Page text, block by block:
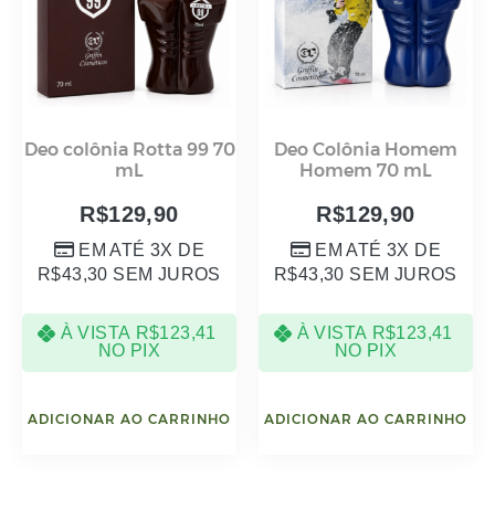
Deo colônia Rotta 99 70
mL
R$129,90
EM ATÉ 3X DE
R$43,30 SEM JUROS
À VISTA R$123,41
NO PIX
ADICIONAR AO CARRINHO
Deo Colônia Homem
Homem 70 mL
R$129,90
EM ATÉ 3X DE
R$43,30 SEM JUROS
À VISTA R$123,41
NO PIX
ADICIONAR AO CARRINHO